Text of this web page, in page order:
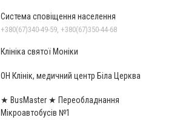
Система сповіщення населення
+380(67)340-49-59, +380(67)350-44-68
Клініка святої Моніки
ОН Клінік, медичний центр Біла Церква
★ BusMaster ★ Переобладнання
Мікроавтобусів №1